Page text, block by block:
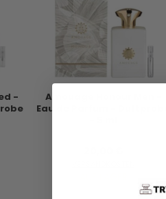
-
Amouage Honour Men -
Eau de Parfum - Duftprobe